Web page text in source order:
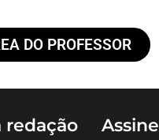
DO PROFESSOR
redação Assine